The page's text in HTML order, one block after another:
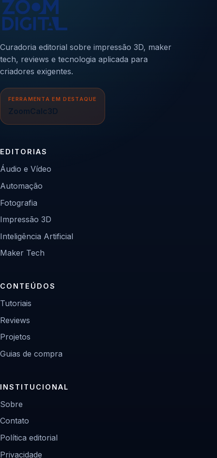
Curadoria editorial sobre impressão 3D, maker
tech, reviews e tecnologia aplicada para
criadores exigentes.
FERRAMENTA EM DESTAQUE
ZoomCalc3D
EDITORIAS
Áudio e Vídeo
Automação
Fotografia
Impressão 3D
Inteligência Artificial
Maker Tech
CONTEÚDOS
Tutoriais
Reviews
Projetos
Guias de compra
INSTITUCIONAL
Sobre
Contato
Política editorial
Privacidade